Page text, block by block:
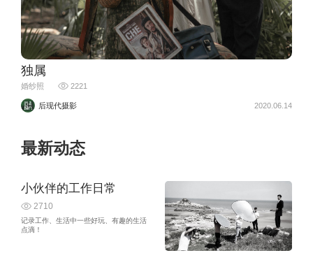
独属
婚纱照 2221
后现代摄影 2020.06.14
最新动态
小伙伴的工作日常
2710
记录工作、生活中一些好玩、有趣的生活
点滴！